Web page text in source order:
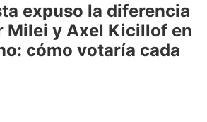
expuso la diferencia
Milei y Axel Kicillof en
cómo votaría cada